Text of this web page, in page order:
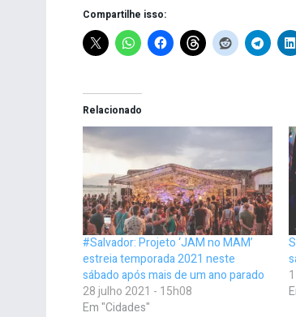
Compartilhe isso:
Relacionado
#Salvador: Projeto ‘JAM no MAM’
estreia temporada 2021 neste
sábado após mais de um ano parado
28 julho 2021 - 15h08
Em "Cidades"